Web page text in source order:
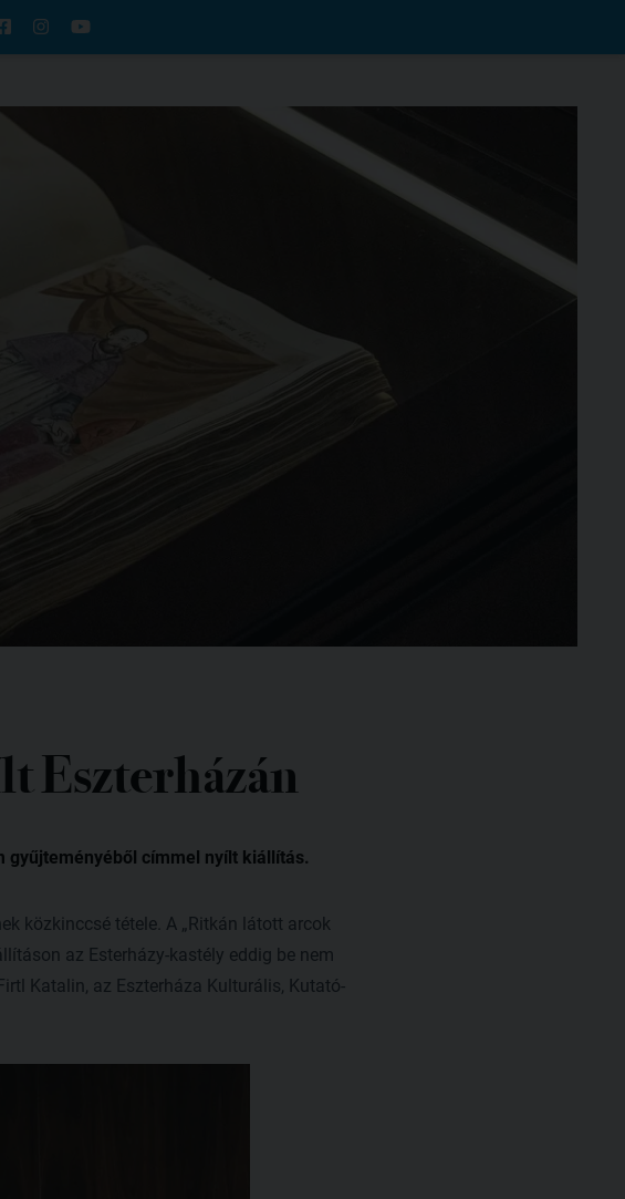
Eszterházán
címmel nyílt kiállítás.
közkinccsé tétele. A „Ritkán látott arcok
az Esterházy-kastély eddig be nem
Katalin, az Eszterháza Kulturális, Kutató-